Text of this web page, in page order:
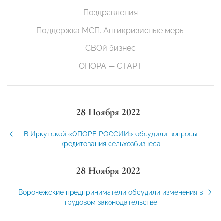
Поздравления
Поддержка МСП. Антикризисные меры
СВОй бизнес
ОПОРА — СТАРТ
28 Ноября 2022
В Иркутской «ОПОРЕ РОССИИ» обсудили вопросы
кредитования сельхозбизнеса
28 Ноября 2022
Воронежские предприниматели обсудили изменения в
трудовом законодательстве